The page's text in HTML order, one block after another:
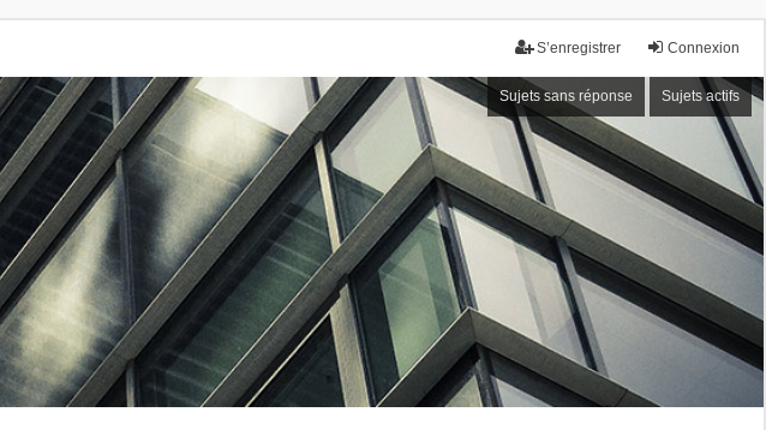
Connexion
S’enregistrer
Sujets sans réponse Sujets actifs